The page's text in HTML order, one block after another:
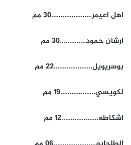
اهل اعيمر………………….30 مم
ارشان حمود…………..30 مم
بوسريويل…………………22 مم
لكويسي……………….19 مم
اشكاطه………………..12 مم